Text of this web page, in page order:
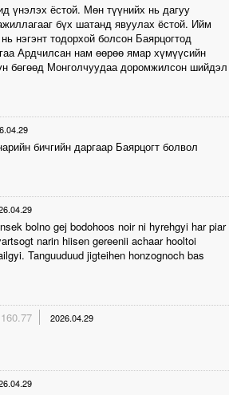
үнэлэх ёстой. Мөн түүнийх нь дагуу
бүх шатанд явуулах ёстой. Ийм
нэгэнт тодорхой болсон Баярцогтод
Ардчилсан нам өөрөө ямар хүмүүсийн
бөгөөд Монголчуудаа доромжилсон шийдэл
бичгийн даргаар Баярцогт болвол
bolno gej bodohoos noir ni hyrehgyi har piar
narin hiisen gereenii achaar hooltoi
Tanguuduud jigteihen honzognoch bas
2026.04.29